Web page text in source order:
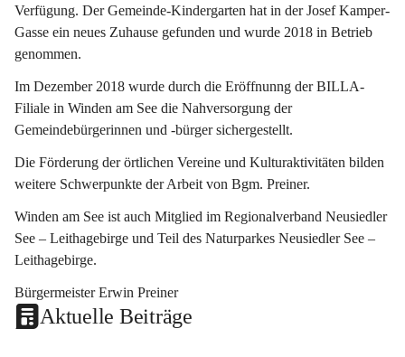
Verfügung. Der Gemeinde-Kindergarten hat in der Josef Kamper-
Gasse ein neues Zuhause gefunden und wurde 2018 in Betrieb
genommen.
Im Dezember 2018 wurde durch die Eröffnunng der BILLA-
Filiale in Winden am See die Nahversorgung der
Gemeindebürgerinnen und -bürger sichergestellt.
Die Förderung der örtlichen Vereine und Kulturaktivitäten bilden
weitere Schwerpunkte der Arbeit von Bgm. Preiner.
Winden am See ist auch Mitglied im Regionalverband Neusiedler
See – Leithagebirge und Teil des Naturparkes Neusiedler See –
Leithagebirge.
Bürgermeister Erwin Preiner
Aktuelle Beiträge